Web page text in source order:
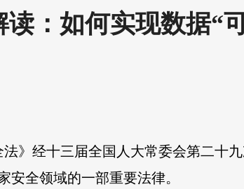
读：如何实现数据“
法》经十三届全国人大常委会第二十
安全领域的一部重要法律。